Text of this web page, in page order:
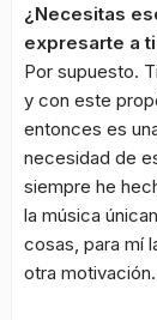
¿Necesitas
expresarte a
Por supuesto.
y con este
entonces es
necesidad de
siempre he
la música
cosas, para mí
otra motivación.